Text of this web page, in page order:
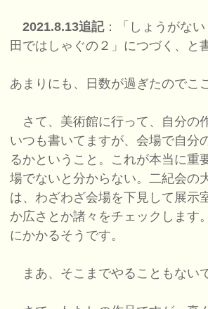
2021.8.13追記：「しょうがな
田ではしゃぐの２」につづく、と
あまりにも、日数が過ぎたのでこ
さて、美術館に行って、自分の
いつも書いてますが、会場で自分
るかということ。これが本当に重
場でないと分からない。二紀会の
は、わざわざ会場を下見して展示
か広さとか諸々をチェックします
にかかるそうです。
まあ、そこまでやることもない